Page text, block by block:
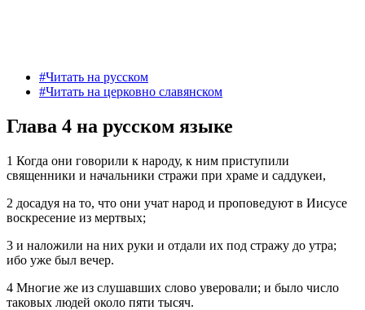
#Читать на русском
#Читать на церковно славянском
Глава 4 на русском языке
1 Когда они говорили к народу, к ним приступили
священники и начальники стражи при храме и саддукеи,
2 досадуя на то, что они учат народ и проповедуют в Иисусе
воскресение из мертвых;
3 и наложили на них руки и отдали их под стражу до утра;
ибо уже был вечер.
4 Многие же из слушавших слово уверовали; и было число
таковых людей около пяти тысяч.